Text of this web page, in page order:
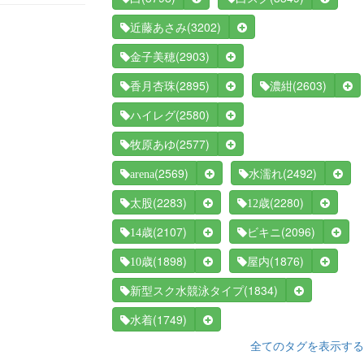
近藤あさみ(3202)
金子美穂(2903)
香月杏珠(2895) 濃紺(2603)
ハイレグ(2580)
牧原あゆ(2577)
arena(2569) 水濡れ(2492)
太股(2283) 12歳(2280)
14歳(2107) ビキニ (2096)
10歳(1898) 屋内(1876)
新型スク水競泳タイプ(1834)
水着(1749)
全てのタグを表示する